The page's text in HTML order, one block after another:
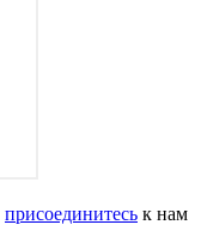
присоединитесь к нам